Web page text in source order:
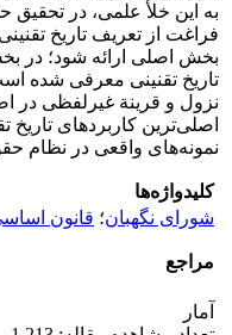
به این خلأ علمی، در
فراغت از تعریف تاریخ
بخش اصلی ارائه شود؛ در
تاریخ تقنینی معرفی شده
نزول و قرینة غیرلفظی در
اصلی‌ترین کاربردهای تاریخ
نمونه‌های واقعی در نظام
کلیدواژه‌ها
شورای نگهبان؛ قانون
مراجع
آمار